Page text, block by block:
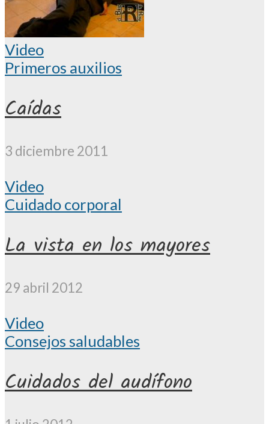
Video
Primeros auxilios
Caídas
3 diciembre 2011
Video
Cuidado corporal
La vista en los mayores
29 abril 2012
Video
Consejos saludables
Cuidados del audífono